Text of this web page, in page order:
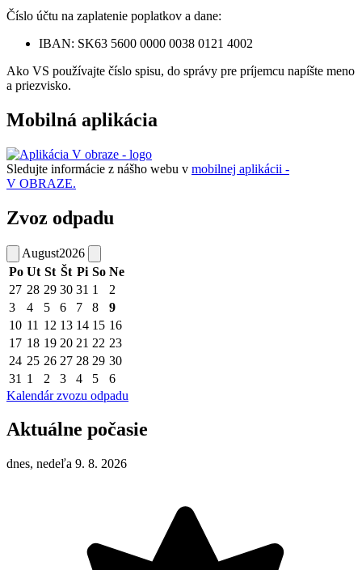
Číslo účtu na zaplatenie poplatkov a dane:
IBAN: SK63 5600 0000 0038 0121 4002
Ako VS používajte číslo spisu, do správy pre príjemcu napíšte meno
a priezvisko.
Mobilná aplikácia
Sledujte informácie z nášho webu v mobilnej aplikácii -
V OBRAZE.
Zvoz odpadu
August2026
Po Ut St Št Pi So Ne
27 28 29 30 31 1
2
3
4 5 6 7 8
9
10 11 12 13 14 15 16
17 18 19 20 21 22 23
24 25 26 27 28 29 30
31 1 2 3 4 5
6
Kalendár zvozu odpadu
Aktuálne počasie
dnes, nedeľa 9. 8. 2026